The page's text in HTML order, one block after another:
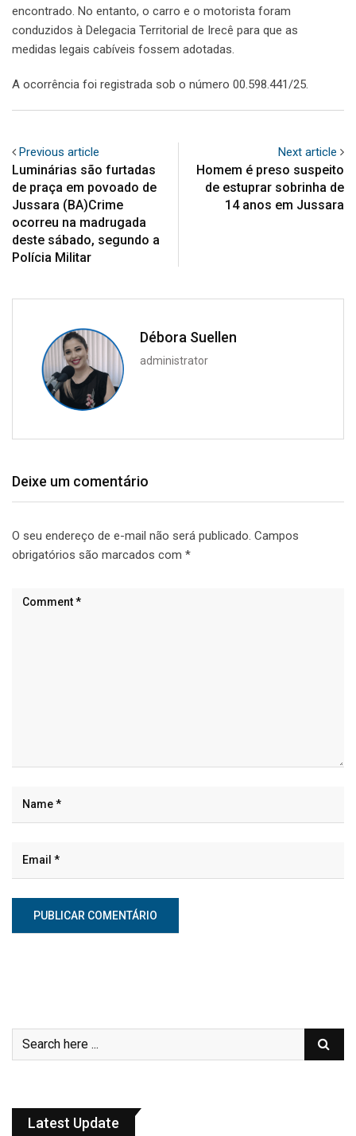
encontrado. No entanto, o carro e o motorista foram
conduzidos à Delegacia Territorial de Irecê para que as
medidas legais cabíveis fossem adotadas.
A ocorrência foi registrada sob o número 00.598.441/25.
Previous article
Luminárias são furtadas
de praça em povoado de
Jussara (BA)Crime
ocorreu na madrugada
deste sábado, segundo a
Polícia Militar
Next article
Homem é preso suspeito
de estuprar sobrinha de
14 anos em Jussara
Débora Suellen
administrator
Deixe um comentário
O seu endereço de e-mail não será publicado. Campos
obrigatórios são marcados com *
Latest Update